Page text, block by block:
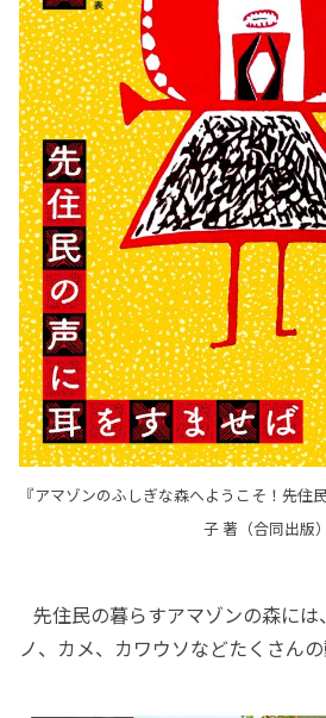
『アマゾンのふしぎな森へようこそ！――先
子 著（合同出版）
先住民の暮らすアマゾンの森に
ノ、カメ、カワウソなどたくさんの